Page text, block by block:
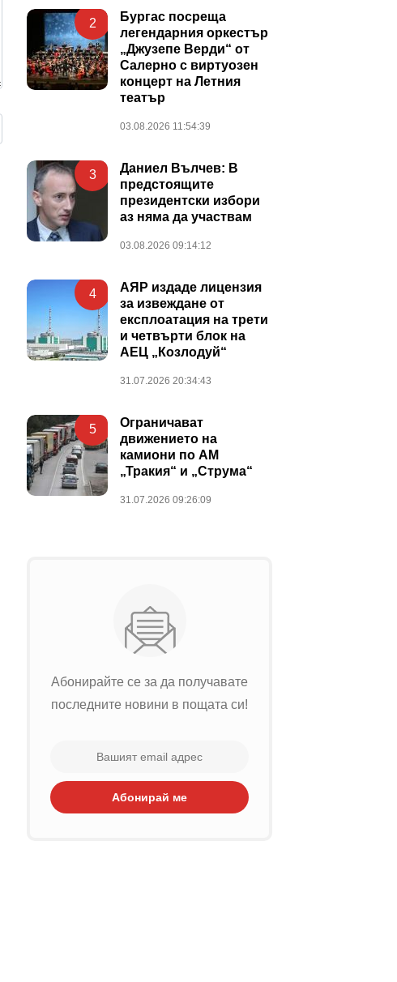
2
Бургас посреща
легендарния оркестър
„Джузепе Верди“ от
Салерно с виртуозен
концерт на Летния
театър
03.08.2026 11:54:39
3
Даниел Вълчев: В
предстоящите
президентски избори
аз няма да участвам
03.08.2026 09:14:12
4
АЯР издаде лицензия
за извеждане от
експлоатация на трети
и четвърти блок на
АЕЦ „Козлодуй“
31.07.2026 20:34:43
5
Ограничават
движението на
камиони по АМ
„Тракия“ и „Струма“
31.07.2026 09:26:09
Абонирайте се за да получавате
последните новини в пощата си!
Абонирай ме